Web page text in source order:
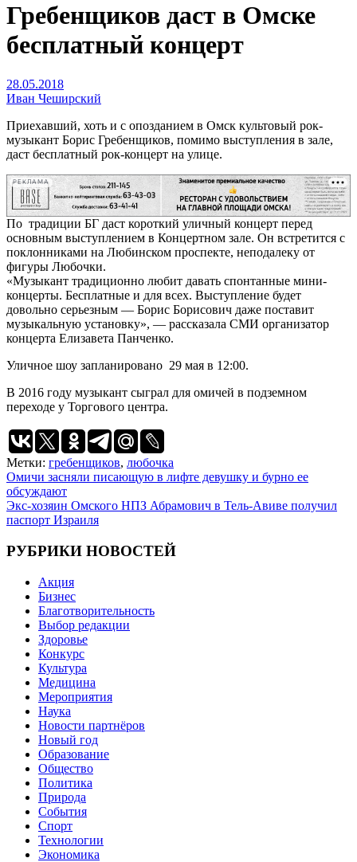
Гребенщиков даст в Омске
бесплатный концерт
28.05.2018
Иван Чеширский
Приехавший, хоть и с опозданием в Омск культовый рок-
музыкант Борис Гребенщиков, помимо выступления в зале,
даст бесплатный рок-концерт на улице.
РЕКЛАМА
По традиции БГ даст короткий уличный концерт перед
основным выступлением в Концертном зале. Он встретится с
поклонниками на Любинском проспекте, неподалеку от
фигуры Любочки.
«Музыкант традиционно любит давать спонтанные мини-
концерты. Бесплатные и для всех. Выступление будет
довольно серьезным — Борис Борисович даже поставит
музыкальную установку», — рассказала СМИ организатор
концерта Елизавета Панченко.
Уличное шоу запланировано 29 мая в 12:00.
В 2016 году музыкант сыграл для омичей в подземном
переходе у Торгового центра.
Метки: гребенщиков, любочка
Навигация
по
записям
Омичи засняли писающую в лифте девушку и бурно ее
обсуждают
Экс-хозяин Омского НПЗ Абрамович в Тель-Авиве получил
паспорт Израиля
РУБРИКИ НОВОСТЕЙ
Акция
Бизнес
Благотворительность
Выбор редакции
Здоровье
Конкурс
Культура
Медицина
Мероприятия
Наука
Новости партнёров
Новый год
Образование
Общество
Политика
Природа
События
Спорт
Технологии
Экономика